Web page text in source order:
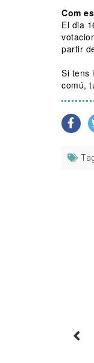
Com
El dia
partir
Si tens
comú,